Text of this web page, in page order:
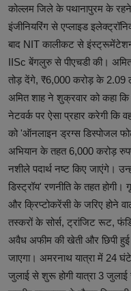
कोल्लम जिले के पथानापुरम के
इंजीनियरिंग से एप्लाइड
बाद NIT कालीकट से
IISc बेंगलुरु से पीएचडी की।
तोड़ देंगे, ₹6,000 करोड़ के 2.09
अमित शाह ने शुक्रवार को कहा
नेटवर्क पर ऐसा प्रहार करेगी कि
को 'ऑनलाइन ड्रग्स डिस्पोजल
अभियान के तहत 6,000 करोड़
नशीले पदार्थ नष्ट किए जाएंगे।
डिस्ट्रॉय' रणनीति के तहत होगी।
और क्रिप्टोकरेंसी के जरिए होने
तस्करों के सोर्स, ट्रांजिट रूट,
अवैध अफीम की खेती और छिपी
जाएगा। अमरनाथ यात्रा में 24
जुलाई से शुरू होगी यात्रा 3